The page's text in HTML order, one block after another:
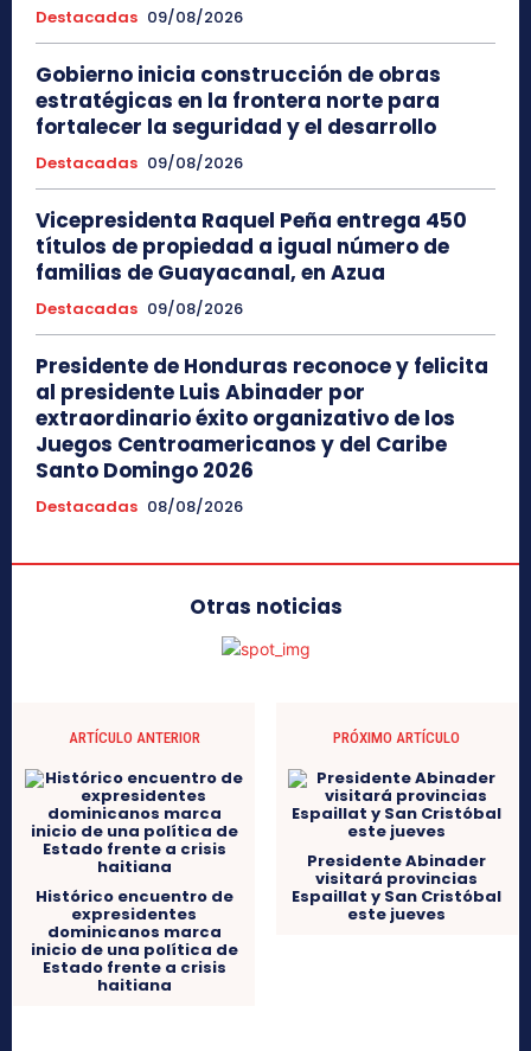
Destacadas 09/08/2026
Gobierno inicia construcción de obras
estratégicas en la frontera norte para
fortalecer la seguridad y el desarrollo
Destacadas 09/08/2026
Vicepresidenta Raquel Peña entrega 450
títulos de propiedad a igual número de
familias de Guayacanal, en Azua
Destacadas 09/08/2026
Presidente de Honduras reconoce y felicita
al presidente Luis Abinader por
extraordinario éxito organizativo de los
Juegos Centroamericanos y del Caribe
Santo Domingo 2026
Destacadas 08/08/2026
Otras noticias
ARTÍCULO ANTERIOR
Histórico encuentro de
expresidentes
dominicanos marca
inicio de una política de
Estado frente a crisis
haitiana
PRÓXIMO ARTÍCULO
Presidente Abinader
visitará provincias
Espaillat y San Cristóbal
este jueves